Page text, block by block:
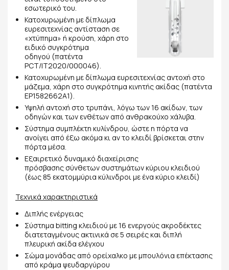
εσωτερικό του.
Κατοχυρωμένη με δίπλωμα
ευρεσιτεχνίας αντίσταση σε
«χτύπημα» ή κρούση, χάρη στο
ειδικό συγκρότημα
οδηγού (πατέντα
PCT/IT2020/000046).
Κατοχυρωμένη με δίπλωμα ευρεσιτεχνίας αντοχή στο
μάζεμα, χάρη στο συγκρότημα κινητής ακίδας (πατέντα
EP1582662A1).
Υψηλή αντοχή στο τρυπάνι, λόγω των 16 ακίδων, των
οδηγών και των ενθέτων από ανθρακούχο χάλυβα.
Σύστημα συμπλέκτη κυλίνδρου, ώστε η πόρτα να
ανοίγει από έξω ακόμα κι αν το κλειδί βρίσκεται στην
πόρτα μέσα.
Εξαιρετικό δυναμικό διαχείρισης
πρόσβασης σύνθετων συστημάτων κύριου κλειδιού
(έως 85 εκατομμύρια κύλινδροι με ένα κύριο κλειδί)
Τεχνικά χαρακτηριστικά
Διπλής ενέργειας
Σύστημα bitting κλειδιού με 16 ενεργούς ακροδέκτες
διατεταγμένους ακτινικά σε 5 σειρές και διπλή
πλευρική ακίδα ελέγχου
Σώμα μονάδας από ορείχαλκο με μπουλόνια επέκτασης
από κράμα ψευδαργύρου